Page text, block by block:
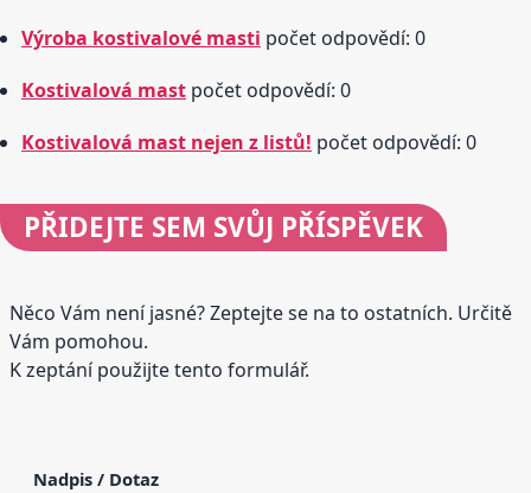
Výroba kostivalové masti počet odpovědí: 0
Kostivalová mast počet odpovědí: 0
Kostivalová mast nejen z listů! počet odpovědí: 0
PŘIDEJTE SEM SVŮJ PŘÍSPĚVEK
Něco Vám není jasné? Zeptejte se na to ostatních. Určitě
Vám pomohou.
K zeptání použijte tento formulář.
Nadpis / Dotaz